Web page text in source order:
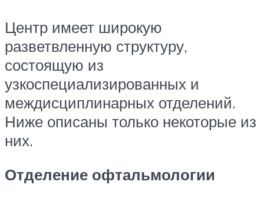
Центр имеет широкую
разветвленную структуру,
состоящую из
узкоспециализированных и
междисциплинарных отделений.
Ниже описаны только некоторые из
них.
Отделение офтальмологии